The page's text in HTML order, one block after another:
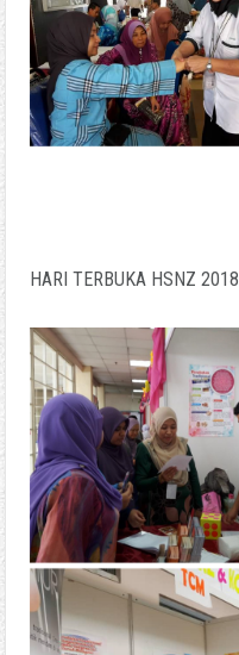
HARI TERBUKA HSNZ 2018